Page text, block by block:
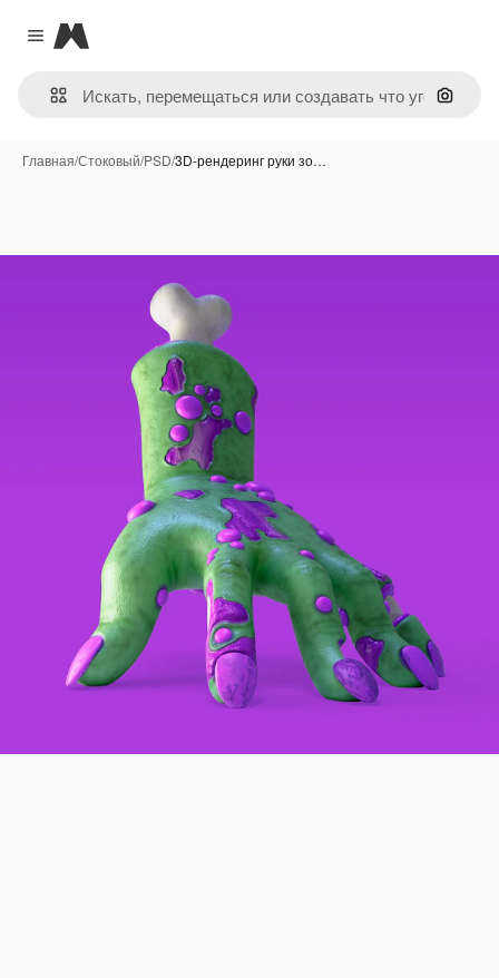
Close menu
Magnific
Поиск
Главная/Стоковый/PSD/3D-рендеринг руки зо…